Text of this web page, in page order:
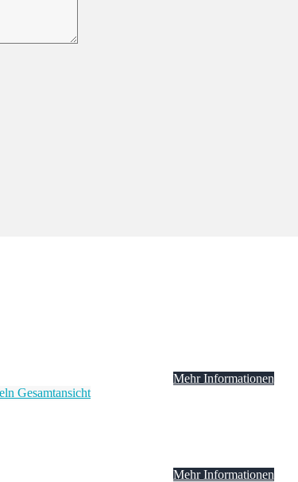
Mehr Informationen
Mehr Informationen